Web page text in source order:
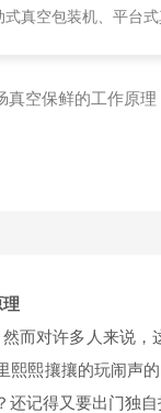
平台式真空包装机、大米定量
真空保鲜的工作原理
而对许多人来说，
熙熙攘攘的玩闹声
记得又要出门独